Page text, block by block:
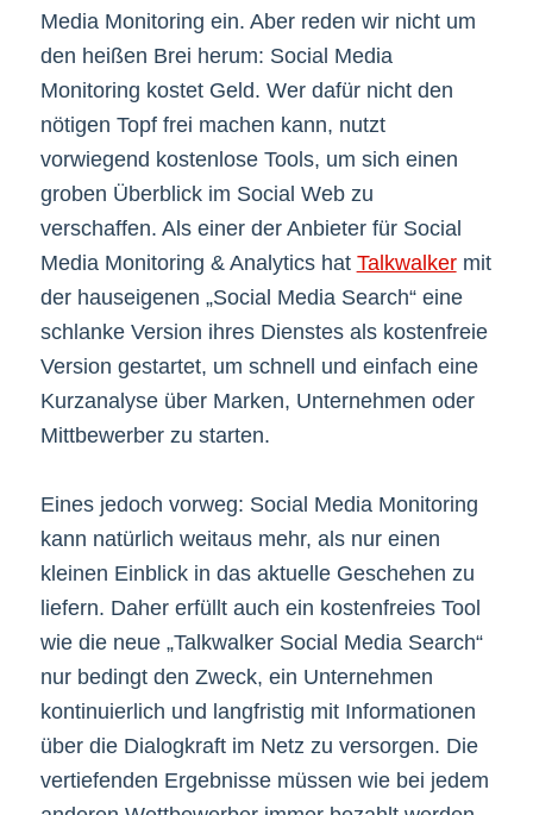
Media Monitoring ein. Aber reden wir nicht um
den heißen Brei herum: Social Media
Monitoring kostet Geld. Wer dafür nicht den
nötigen Topf frei machen kann, nutzt
vorwiegend kostenlose Tools, um sich einen
groben Überblick im Social Web zu
verschaffen. Als einer der Anbieter für Social
Media Monitoring & Analytics hat Talkwalkermit
der hauseigenen „Social Media Search“ eine
schlanke Version ihres Dienstes als kostenfreie
Version gestartet, um schnell und einfach eine
Kurzanalyse über Marken, Unternehmen oder
Mittbewerber zu starten.
Eines jedoch vorweg: Social Media Monitoring
kann natürlich weitaus mehr, als nur einen
kleinen Einblick in das aktuelle Geschehen zu
liefern. Daher erfüllt auch ein kostenfreies Tool
wie die neue „Talkwalker Social Media Search“
nur bedingt den Zweck, ein Unternehmen
kontinuierlich und langfristig mit Informationen
über die Dialogkraft im Netz zu versorgen. Die
vertiefenden Ergebnisse müssen wie bei jedem